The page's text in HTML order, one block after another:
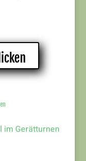
im Gerätturnen